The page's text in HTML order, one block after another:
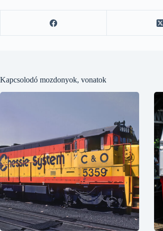
Kapcsolodó mozdonyok, vonatok